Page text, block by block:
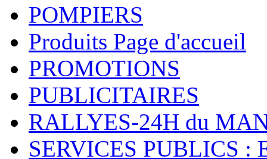
POMPIERS
Produits Page d'accueil
PROMOTIONS
PUBLICITAIRES
RALLYES-24H du
SERVICES PUBLICS :